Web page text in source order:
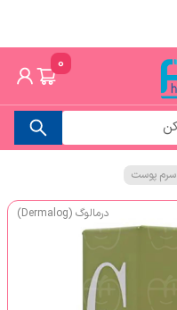
0
سرم پوست
درمالوگ (Dermalog)